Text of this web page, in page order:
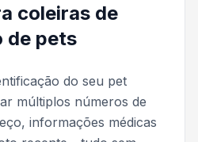
coleiras de
de pets
do seu pet
múltiplos números de
informações médicas